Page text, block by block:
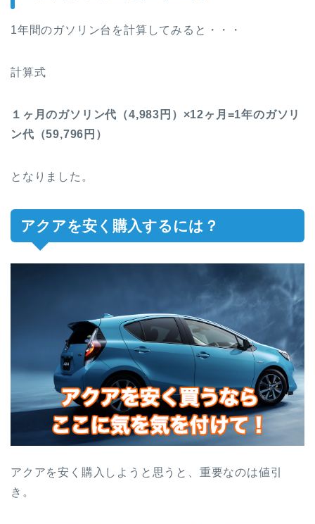
1年間のガソリン台を計算してみると・・・
計算式
１ヶ月のガソリン代（4,983円）×12ヶ月=1年のガソリ
ン代（59,796円）
となりました。
アクアを安く購入するには？
アクアを安く購入しようと思うと、重要なのは値引
き。